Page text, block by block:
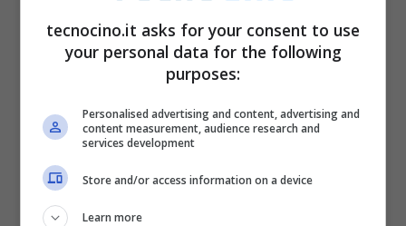
Dopo i primi test (svolti con studenti
dell’Università di Estremadura), sembra che
questa tecnologia sia in grado diaumentare
la concentrazione delle persone fino al
tecnocino.it asks for your consent to use
your personal data for the following
purposes:
Personalised advertising and content, advertising and
content measurement, audience research and
services development
Store and/or access information on a device
Learn more